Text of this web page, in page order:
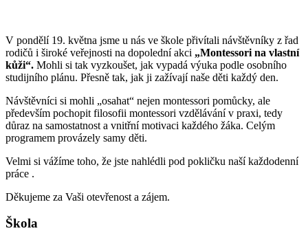
V pondělí 19. května jsme u nás ve škole přivítali návštěvníky z řad
rodičů i široké veřejnosti na dopolední akci „Montessori na vlastní
kůži“. Mohli si tak vyzkoušet, jak vypadá výuka podle osobního
studijního plánu. Přesně tak, jak ji zažívají naše děti každý den.
Návštěvníci si mohli „osahat“ nejen montessori pomůcky, ale
především pochopit filosofii montessori vzdělávání v praxi, tedy
důraz na samostatnost a vnitřní motivaci každého žáka. Celým
programem provázely samy děti.
Velmi si vážíme toho, že jste nahlédli pod pokličku naší každodenní
práce .
Děkujeme za Vaši otevřenost a zájem.
Škola